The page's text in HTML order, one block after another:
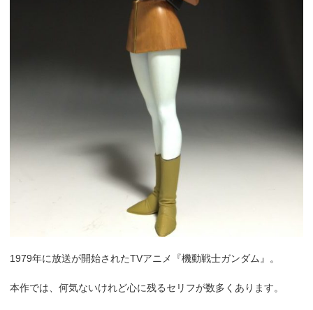
1979年に放送が開始されたTVアニメ『機動戦士ガンダム』。
本作では、何気ないけれど心に残るセリフが数多くあります。